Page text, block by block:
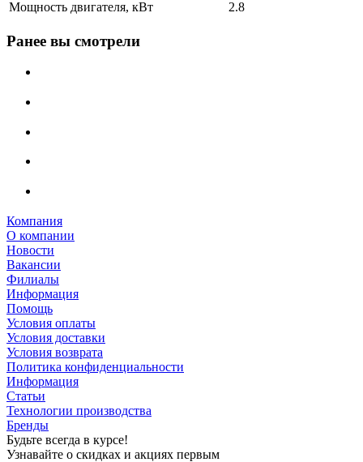
Мощность двигателя, кВт
2.8
Ранее вы смотрели
Компания
О компании
Новости
Вакансии
Филиалы
Информация
Помощь
Условия оплаты
Условия доставки
Условия возврата
Политика конфиденциальности
Информация
Статьи
Технологии производства
Бренды
Будьте всегда в курсе!
Узнавайте о скидках и акциях первым